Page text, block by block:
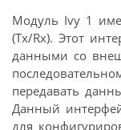
Модуль Ivy 1
(Tx/Rx). Этот
данными со
передавать
Данный
для